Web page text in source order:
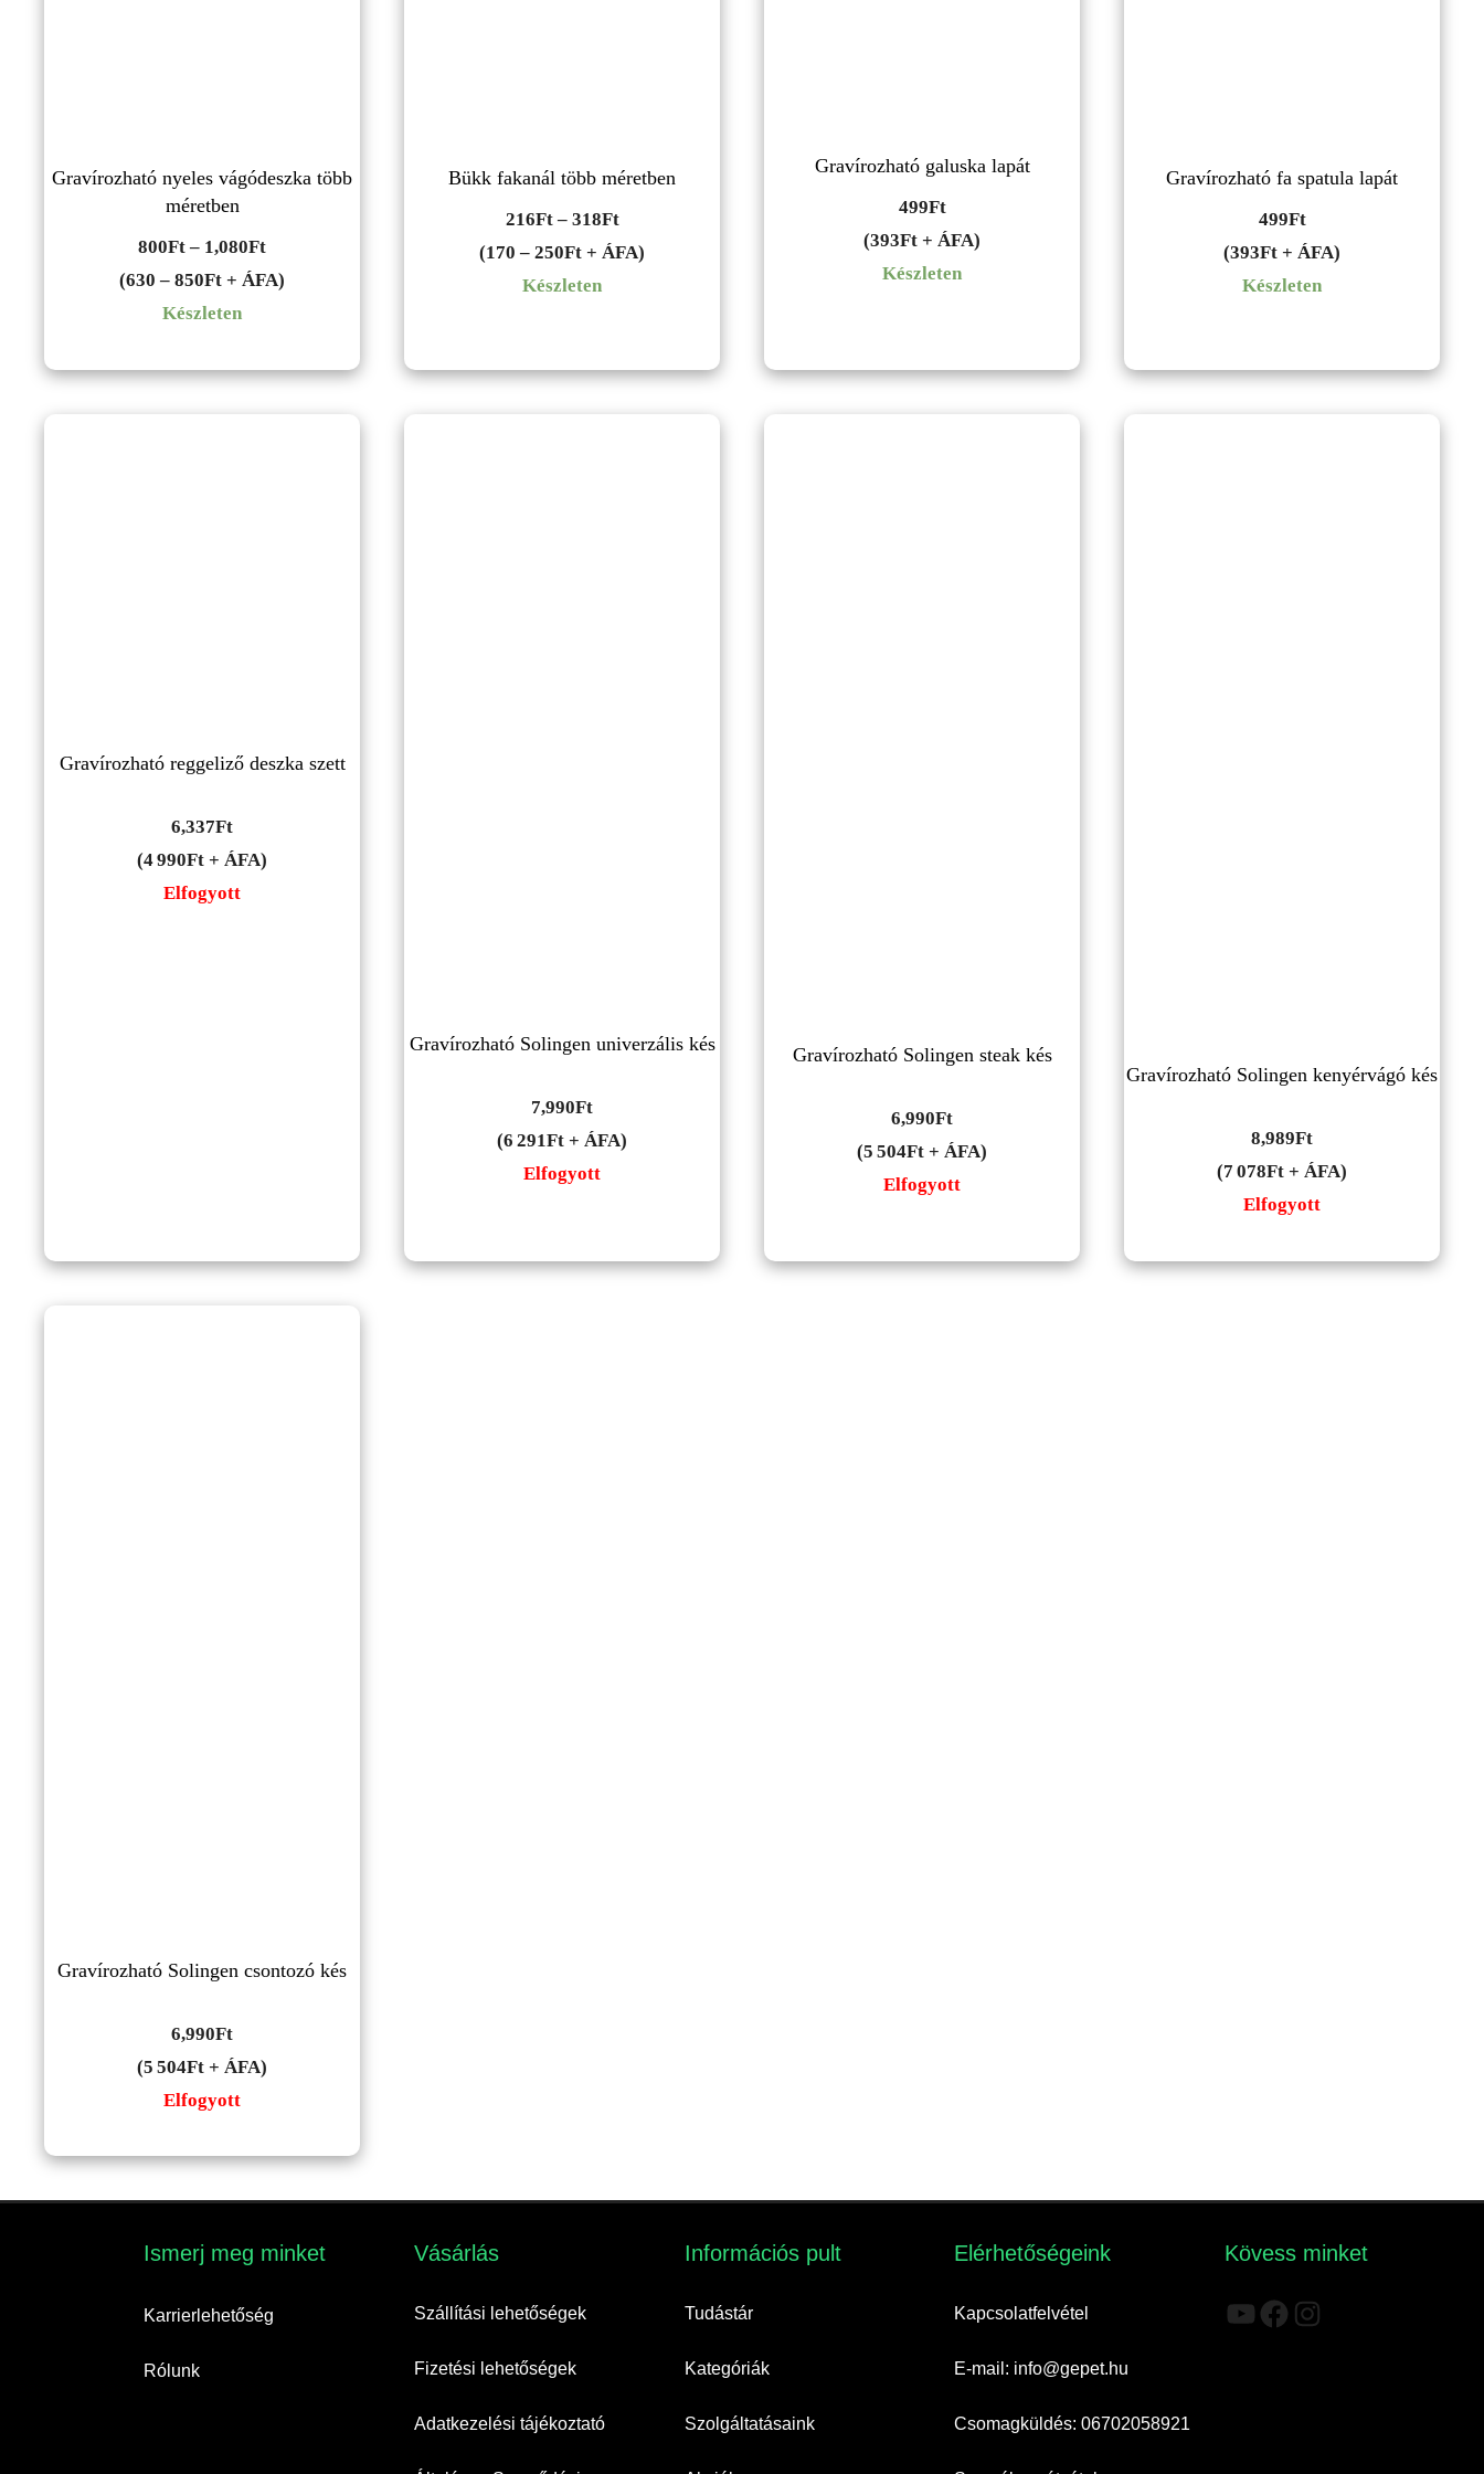
Gravírozható nyeles vágódeszka több
méretben
800Ft – 1,080FtÁrtartomány:
800Ft
(630 – 850Ft + ÁFA)
Készleten
Bükk fakanál több méretben
216Ft – 318FtÁrtartomány:
216Ft
(170 – 250Ft + ÁFA)
Készleten
Gravírozható galuska lapát
499Ft
(393Ft + ÁFA)
Készleten
Gravírozható fa spatula lapát
499Ft
(393Ft + ÁFA)
Készleten
Gravírozható reggeliző deszka szett
6,337Ft
(4 990Ft + ÁFA)
Elfogyott
Gravírozható Solingen univerzális kés
7,990Ft
(6 291Ft + ÁFA)
Elfogyott
Gravírozható Solingen steak kés
6,990Ft
(5 504Ft + ÁFA)
Elfogyott
Gravírozható Solingen kenyérvágó kés
8,989Ft
(7 078Ft + ÁFA)
Elfogyott
Gravírozható Solingen csontozó kés
6,990Ft
(5 504Ft + ÁFA)
Elfogyott
Ismerj meg minket​
Karrierlehetőség
Rólunk
Vásárlás​
Szállítási lehetőségek
Fizetési lehetőségek
Adatkezelési tájékoztató
Információs pult​
Tudástár
Kategóriák
Szolgáltatásaink
Elérhetőségeink​
Kapcsolatfelvétel
E-mail: info@gepet.hu
Csomagküldés: 06702058921
Kövess minket
YouTube
Facebook
Instagram